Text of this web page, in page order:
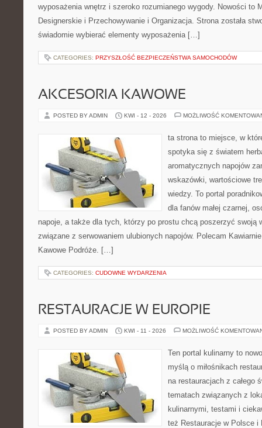
wyposażenia wnętrz i szeroko rozumianego wygody. Nowości to
Designerskie i Przechowywanie i Organizacja. Strona została
świadomie wybierać elementy wyposażenia […]
CATEGORIES: PRZYSZŁOŚĆ BEZPIECZEŃSTWA SAMOCHODÓW
AKCESORIA KAWOWE
POSTED BY ADMIN KWI - 12 - 2026 MOŻLIWOŚĆ
ta strona to miejsce, w
spotyka się z światem
aromatycznych napojów
wskazówki, wartościowe
wiedzy. To portal
dla fanów małej czarnej,
napoje, a także dla tych, którzy po prostu chcą poszerzyć swoją
związane z serwowaniem ulubionych napojów. Polecam
Kawowe Podróże. […]
CATEGORIES: CUDOWNE WYDARZENIA
RESTAURACJE W EUROPIE
POSTED BY ADMIN KWI - 11 - 2026 MOŻLIWOŚĆ
Ten portal kulinarny to
myślą o miłośnikach
na restauracjach z całego
tematach związanych z
kulinarnymi, testami i
też Restauracje w Polsce i